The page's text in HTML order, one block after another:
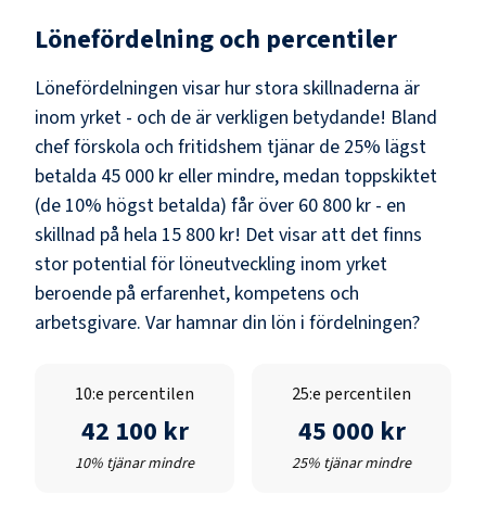
Lönefördelning och percentiler
Lönefördelningen visar hur stora skillnaderna är
inom yrket - och de är verkligen betydande! Bland
chef förskola och fritidshem tjänar de 25% lägst
betalda 45 000 kr eller mindre, medan toppskiktet
(de 10% högst betalda) får över 60 800 kr - en
skillnad på hela 15 800 kr! Det visar att det finns
stor potential för löneutveckling inom yrket
beroende på erfarenhet, kompetens och
arbetsgivare. Var hamnar din lön i fördelningen?
10:e percentilen
42 100 kr
10% tjänar mindre
25:e percentilen
45 000 kr
25% tjänar mindre